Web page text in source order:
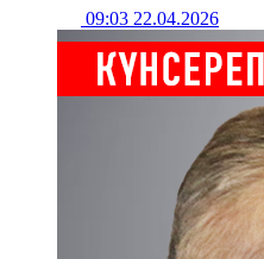
09:03 22.04.2026